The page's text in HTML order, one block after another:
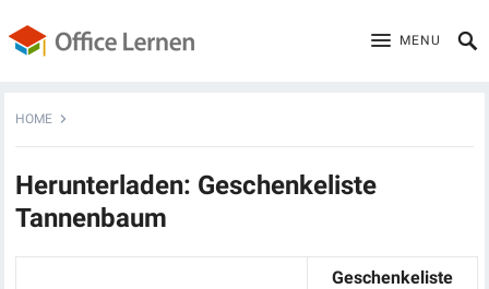
MENU
HOME
Herunterladen: Geschenkeliste
Tannenbaum
Geschenkeliste